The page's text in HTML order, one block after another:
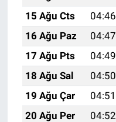
15 Ağu Cts
04:46
16 Ağu Paz
04:47
17 Ağu Pts
04:49
18 Ağu Sal
04:50
19 Ağu Çar
04:51
20 Ağu Per
04:52